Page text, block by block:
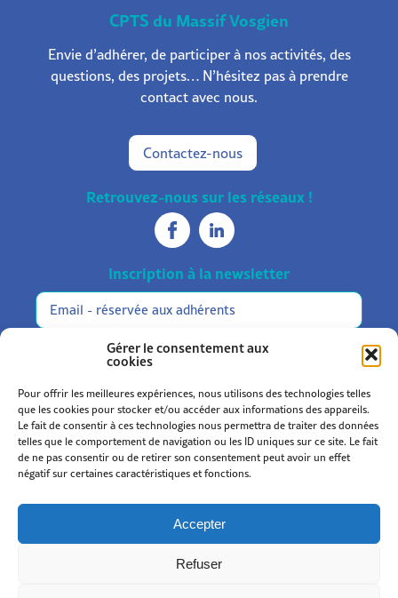
Gérer le consentement aux
cookies
Pour offrir les meilleures expériences, nous utilisons des technologies telles
que les cookies pour stocker et/ou accéder aux informations des appareils.
Le fait de consentir à ces technologies nous permettra de traiter des données
telles que le comportement de navigation ou les ID uniques sur ce site. Le fait
de ne pas consentir ou de retirer son consentement peut avoir un effet
négatif sur certaines caractéristiques et fonctions.
Accepter
Refuser
CPTS du Massif Vosgien
Envie d’adhérer, de participer à nos activités, des
questions, des projets… N’hésitez pas à prendre
contact avec nous.
Contactez-nous
Retrouvez-nous sur les réseaux !
Inscription à la newsletter
Réservée
aux
adhérents
M'inscrire
Alternative:
© 2026Kromi
Statuts et règlement
Politique de confidentialité
Politique de cookies (UE)